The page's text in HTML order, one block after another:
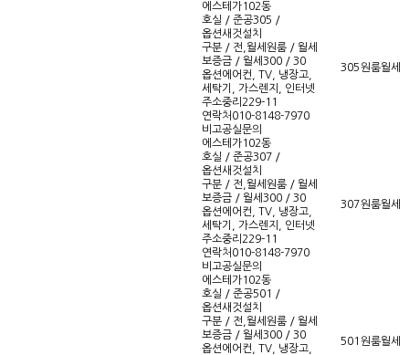
에스테가102동
호실 / 준공305 /
옵션새것설치
구분 / 전,월세원룸 / 월세
보증금 / 월세 300 / 30
옵션에어컨, TV, 냉장고,
세탁기, 가스렌지, 인터넷
주소중리229-11
연락처 010-8148-7970
비고공실문의
305원룸월세
에스테가102동
호실 / 준공307 /
옵션새것설치
구분 / 전,월세원룸 / 월세
보증금 / 월세 300 / 30
옵션에어컨, TV, 냉장고,
세탁기, 가스렌지, 인터넷
주소중리229-11
연락처 010-8148-7970
비고공실문의
307원룸월세
에스테가102동
호실 / 준공501 /
옵션새것설치
구분 / 전,월세원룸 / 월세
보증금 / 월세 300 / 30
옵션에어컨, TV, 냉장고,
501 원룸월세